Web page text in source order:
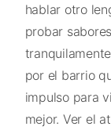
hablar otro
probar
por el barrio
impulso para
mejor. Ver el